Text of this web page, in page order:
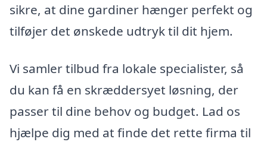
sikre, at dine gardiner hænger perfekt og
tilføjer det ønskede udtryk til dit hjem.
Vi samler tilbud fra lokale specialister, så
du kan få en skræddersyet løsning, der
passer til dine behov og budget. Lad os
hjælpe dig med at finde det rette firma til